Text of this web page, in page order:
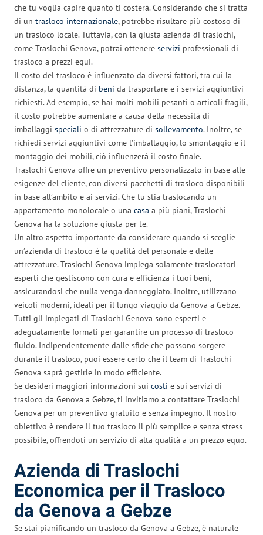
che tu voglia capire quanto ti costerà. Considerando che si tratta
di un trasloco internazionale, potrebbe risultare più costoso di
un trasloco locale. Tuttavia, con la giusta azienda di traslochi,
come Traslochi Genova, potrai ottenere servizi professionali di
trasloco a prezzi equi.
Il costo del trasloco è influenzato da diversi fattori, tra cui la
distanza, la quantità di beni da trasportare e i servizi aggiuntivi
richiesti. Ad esempio, se hai molti mobili pesanti o articoli fragili,
il costo potrebbe aumentare a causa della necessità di
imballaggi speciali o di attrezzature di sollevamento. Inoltre, se
richiedi servizi aggiuntivi come l’imballaggio, lo smontaggio e il
montaggio dei mobili, ciò influenzerà il costo finale.
Traslochi Genova offre un preventivo personalizzato in base alle
esigenze del cliente, con diversi pacchetti di trasloco disponibili
in base all’ambito e ai servizi. Che tu stia traslocando un
appartamento monolocale o una casa a più piani, Traslochi
Genova ha la soluzione giusta per te.
Un altro aspetto importante da considerare quando si sceglie
un’azienda di trasloco è la qualità del personale e delle
attrezzature. Traslochi Genova impiega solamente traslocatori
esperti che gestiscono con cura e efficienza i tuoi beni,
assicurandosi che nulla venga danneggiato. Inoltre, utilizzano
veicoli moderni, ideali per il lungo viaggio da Genova a Gebze.
Tutti gli impiegati di Traslochi Genova sono esperti e
adeguatamente formati per garantire un processo di trasloco
fluido. Indipendentemente dalle sfide che possono sorgere
durante il trasloco, puoi essere certo che il team di Traslochi
Genova saprà gestirle in modo efficiente.
Se desideri maggiori informazioni sui costi e sui servizi di
trasloco da Genova a Gebze, ti invitiamo a contattare Traslochi
Genova per un preventivo gratuito e senza impegno. Il nostro
obiettivo è rendere il tuo trasloco il più semplice e senza stress
possibile, offrendoti un servizio di alta qualità a un prezzo equo.
Azienda di Traslochi
Economica per il Trasloco
da Genova a Gebze
Se stai pianificando un trasloco da Genova a Gebze, è naturale